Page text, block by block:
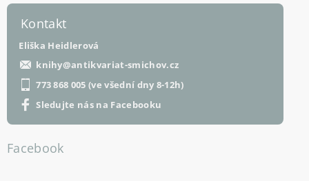
Kontakt
Eliška Heidlerová
knihy@antikvariat-smichov.cz
773 868 005 (ve všední dny 8-12h)
Sledujte nás na Facebooku
Facebook